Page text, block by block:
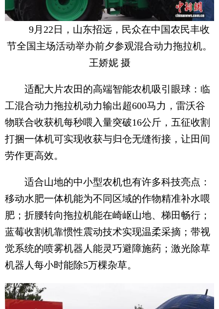
9月22日，山东招远，民众在中国农民丰收
节全国主场活动举办前夕参观混合动力拖拉机。
王娇妮 摄
适配大片农田的高端智能农机吸引眼球：临
工混合动力拖拉机动力输出超600马力，雷沃谷
物联合收获机每秒喂入量突破16公斤，五征收割
打捆一体机可实现收获与归仓无缝衔接，让田间
劳作更高效。
适合山地的中小型农机也有许多科技亮点：
移动水肥一体机能为不同区域的作物精准补水喂
肥；折腰转向拖拉机能在崎岖山地、梯田畅行；
蓝莓收割机靠惯性震动技术实现温柔采摘；带视
觉系统的喷雾机器人能灵巧避障施药；激光除草
机器人每小时能除5万棵杂草。